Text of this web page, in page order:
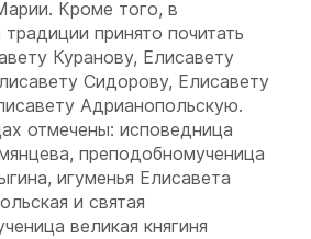
Кроме того, в
принято почитать
Куранову, Елисавету
Сидорову, Елисавету
Адрианопольскую.
отмечены: исповедница
преподобномученица
игуменья Елисавета
и святая
великая княгиня